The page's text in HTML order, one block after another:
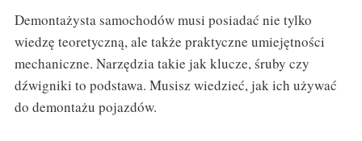
Demontażysta samochodów musi posiadać nie tylko
wiedzę teoretyczną, ale także praktyczne umiejętności
mechaniczne. Narzędzia takie jak klucze, śruby czy
dźwigniki to podstawa. Musisz wiedzieć, jak ich używać
do demontażu pojazdów.